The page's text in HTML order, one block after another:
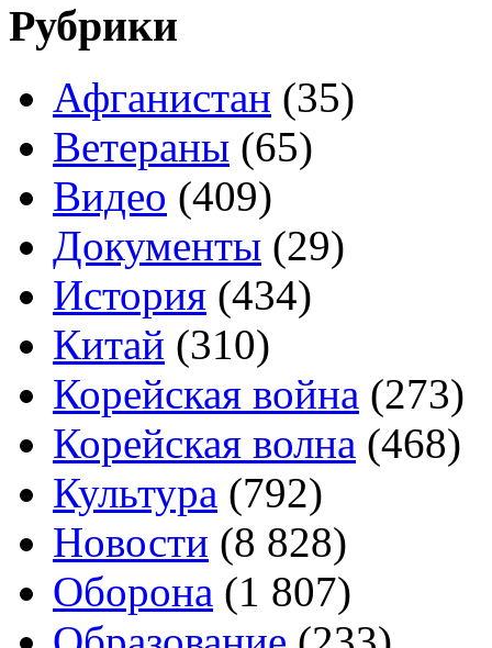
Рубрики
Афганистан (35)
Ветераны (65)
Видео (409)
Документы (29)
История (434)
Китай (310)
Корейская война (273)
Корейская волна (468)
Культура (792)
Новости (8 828)
Оборона (1 807)